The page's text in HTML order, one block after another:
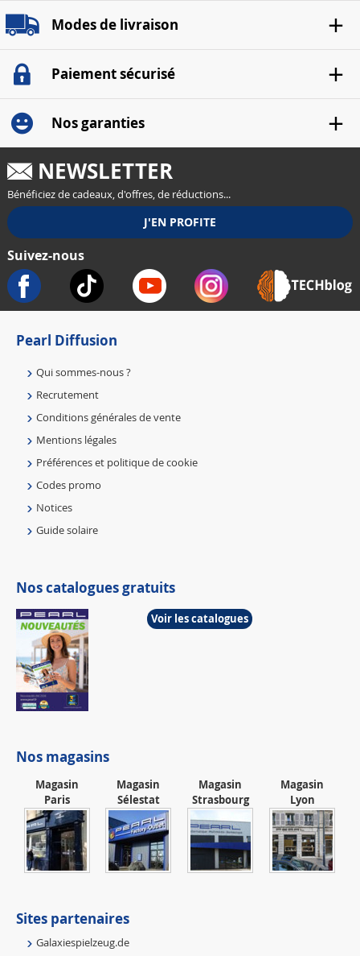
Modes de livraison
Paiement sécurisé
Nos garanties
NEWSLETTER
Bénéficiez de cadeaux, d'offres, de réductions...
Suivez-nous
Pearl Diffusion
Qui sommes-nous ?
Recrutement
Conditions générales de vente
Mentions légales
Préférences et politique de cookie
Codes promo
Notices
Guide solaire
Nos catalogues gratuits
Voir les catalogues
Nos magasins
Magasin
Paris
Magasin
Sélestat
Magasin
Strasbourg
Magasin
Lyon
Sites partenaires
Galaxiespielzeug.de